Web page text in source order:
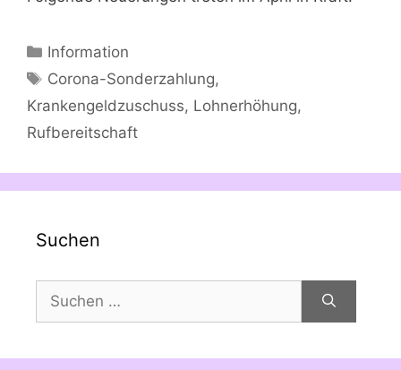
Kategorien
Information
Schlagwörter
Corona-Sonderzahlung,
Krankengeldzuschuss, Lohnerhöhung,
Rufbereitschaft
Suchen
nach: